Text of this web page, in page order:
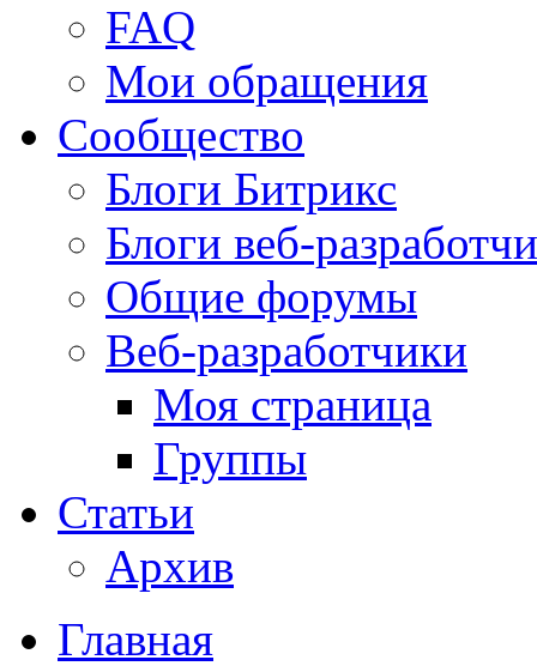
FAQ
Мои обращения
Сообщество
Блоги Битрикс
Блоги веб-
Общие форумы
Веб-разработчики
Моя страница
Группы
Статьи
Архив
Главная